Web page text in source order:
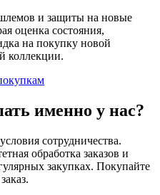
и защиты на новые
оценка состояния,
на покупку новой
коллекции.
именно у нас?
сотрудничества.
обработка заказов и
закупках. Покупайте